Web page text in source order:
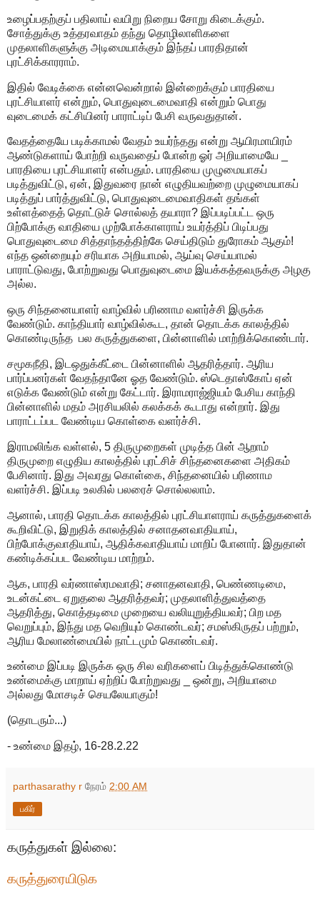
உழைப்பதற்குப் பதிலாய் வயிறு நிறைய சோறு கிடைக்கும்.
சோத்துக்கு உத்தரவாதம் தந்து தொழிலாளிகளை
முதலாளிகளுக்கு அடிமையாக்கும் இந்தப் பாரதிதான்
புரட்சிக்காரராம்.
இதில் வேடிக்கை என்னவென்றால் இன்றைக்கும் பாரதியை
புரட்சியாளர் என்றும், பொதுவுடைமைவாதி என்றும் பொது
வுடைமைக் கட்சியினர் பாராட்டிப் பேசி வருவதுதான்.
வேதத்தையே படிக்காமல் வேதம் உயர்ந்தது என்று ஆயிரமாயிரம்
ஆண்டுகளாய் போற்றி வருவதைப் போன்ற ஓர் அறியாமையே _
பாரதியை புரட்சியாளர் என்பதும். பாரதியை முழுமையாகப்
படித்துவிட்டு, ஏன், இதுவரை நான் எழுதியவற்றை முழுமையாகப்
படித்துப் பார்த்துவிட்டு, பொதுவுடைமைவாதிகள் தங்கள்
உள்ளத்தைத் தொட்டுச் சொல்லத் தயாரா? இப்படிப்பட்ட ஒரு
பிற்போக்கு வாதியை முற்போக்காளராய் உயர்த்திப் பிடிப்பது
பொதுவுடைமை சித்தாந்தத்திற்கே செய்திடும் துரோகம் ஆகும்!
எந்த ஒன்றையும் சரியாக அறியாமல், ஆய்வு செய்யாமல்
பாராட்டுவது, போற்றுவது பொதுவுடைமை இயக்கத்தவருக்கு அழகு
அல்ல.
ஒரு சிந்தனையாளர் வாழ்வில் பரிணாம வளர்ச்சி இருக்க
வேண்டும். காந்தியார் வாழ்வில்கூட, தான் தொடக்க காலத்தில்
கொண்டிருந்த பல கருத்துகளை, பின்னாளில் மாற்றிக்கொண்டார்.
சமூகநீதி, இடஒதுக்கீட்டை பின்னாளில் ஆதரித்தார். ஆரிய
பார்ப்பனர்கள் வேதந்தானே ஓத வேண்டும். ஸ்டெதாஸ்கோப் ஏன்
எடுக்க வேண்டும் என்று கேட்டார். இராமராஜ்ஜியம் பேசிய காந்தி
பின்னாளில் மதம் அரசியலில் கலக்கக் கூடாது என்றார். இது
பாராட்டப்பட வேண்டிய கொள்கை வளர்ச்சி.
இராமலிங்க வள்ளல், 5 திருமுறைகள் முடித்த பின் ஆறாம்
திருமுறை எழுதிய காலத்தில் புரட்சிச் சிந்தனைகளை அதிகம்
பேசினார். இது அவரது கொள்கை, சிந்தனையில் பரிணாம
வளர்ச்சி. இப்படி உலகில் பலரைச் சொல்லலாம்.
ஆனால், பாரதி தொடக்க காலத்தில் புரட்சியாளராய் கருத்துகளைக்
கூறிவிட்டு, இறுதிக் காலத்தில் சனாதனவாதியாய்,
பிற்போக்குவாதியாய், ஆதிக்கவாதியாய் மாறிப் போனார். இதுதான்
கண்டிக்கப்பட வேண்டிய மாற்றம்.
ஆக, பாரதி வர்ணாஸ்ரமவாதி; சனாதனவாதி, பெண்ணடிமை,
உடன்கட்டை ஏறுதலை ஆதரித்தவர்; முதலாளித்துவத்தை
ஆதரித்து, கொத்தடிமை முறையை வலியுறுத்தியவர்; பிற மத
வெறுப்பும், இந்து மத வெறியும் கொண்டவர்; சமஸ்கிருதப் பற்றும்,
ஆரிய மேலாண்மையில் நாட்டமும் கொண்டவர்.
உண்மை இப்படி இருக்க ஒரு சில வரிகளைப் பிடித்துக்கொண்டு
உண்மைக்கு மாறாய் ஏற்றிப் போற்றுவது _ ஒன்று, அறியாமை
அல்லது மோசடிச் செயலேயாகும்!
(தொடரும்...)
- உண்மை இதழ், 16-28.2.22
parthasarathy r நேரம் 2:00 AM
பகிர்
கருத்துகள் இல்லை:
கருத்துரையிடுக